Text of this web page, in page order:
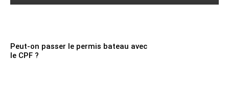
Peut-on passer le permis bateau avec
le CPF ?